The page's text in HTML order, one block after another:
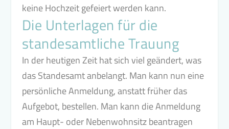
keine Hochzeit gefeiert werden kann.
Die Unterlagen für die
standesamtliche Trauung
In der heutigen Zeit hat sich viel geändert, was
das Standesamt anbelangt. Man kann nun eine
persönliche Anmeldung, anstatt früher das
Aufgebot, bestellen. Man kann die Anmeldung
am Haupt- oder Nebenwohnsitz beantragen